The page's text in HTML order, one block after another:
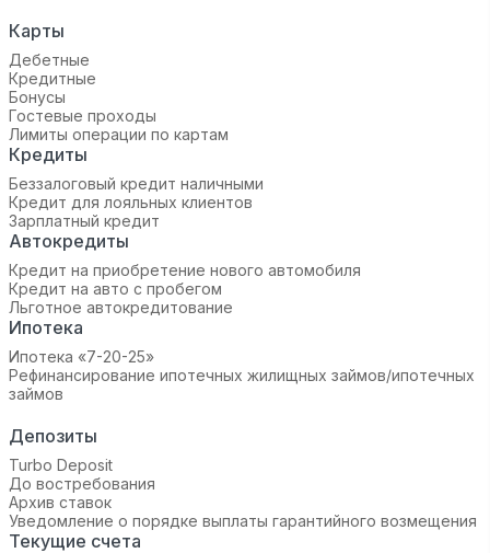
Карты
Дебетные
Кредитные
Бонусы
Гостевые проходы
Лимиты операции по картам
Кредиты
Беззалоговый кредит наличными
Кредит для лояльных клиентов
Зарплатный кредит
Автокредиты
Кредит на приобретение нового автомобиля
Кредит на авто с пробегом
Льготное автокредитование
Ипотека
Ипотека «7-20-25»‬
Рефинансирование ипотечных жилищных займов/ипотечных
займов
Депозиты
Turbo Deposit
До востребования
Архив ставок
Уведомление о порядке выплаты гарантийного возмещения
Текущие счета